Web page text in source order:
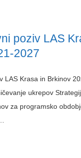
poziv LAS
2027
LAS Krasa in Brkinov
ukrepov
za programsko